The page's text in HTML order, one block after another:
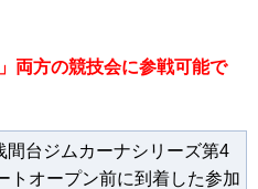
両方の競技会に参戦可能で
台ジムカーナシリーズ第4
トオープン前に到着した参加